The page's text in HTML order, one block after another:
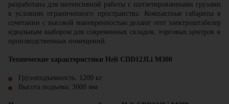
разработана для интенсивной работы с паллетированными грузами
в условиях ограниченного пространства. Компактные габариты в
сочетании с высокой маневренностью делают этот электроштабелер
идеальным выбором для современных складов, торговых центров и
производственных помещений.
Технические характеристики Heli CDD12JLi M300
Грузоподъемность: 1200 кг
Высота подъема: 3000 мм